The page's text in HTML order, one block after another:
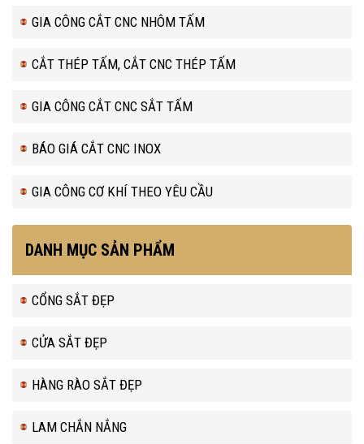
GIA CÔNG CẮT CNC NHÔM TẤM
CẮT THÉP TẤM, CẮT CNC THÉP TẤM
GIA CÔNG CẮT CNC SẮT TẤM
BÁO GIÁ CẮT CNC INOX
GIA CÔNG CƠ KHÍ THEO YÊU CẦU
DANH MỤC SẢN PHẨM
CỔNG SẮT ĐẸP
CỬA SẮT ĐẸP
HÀNG RÀO SẮT ĐẸP
LAM CHẮN NẮNG